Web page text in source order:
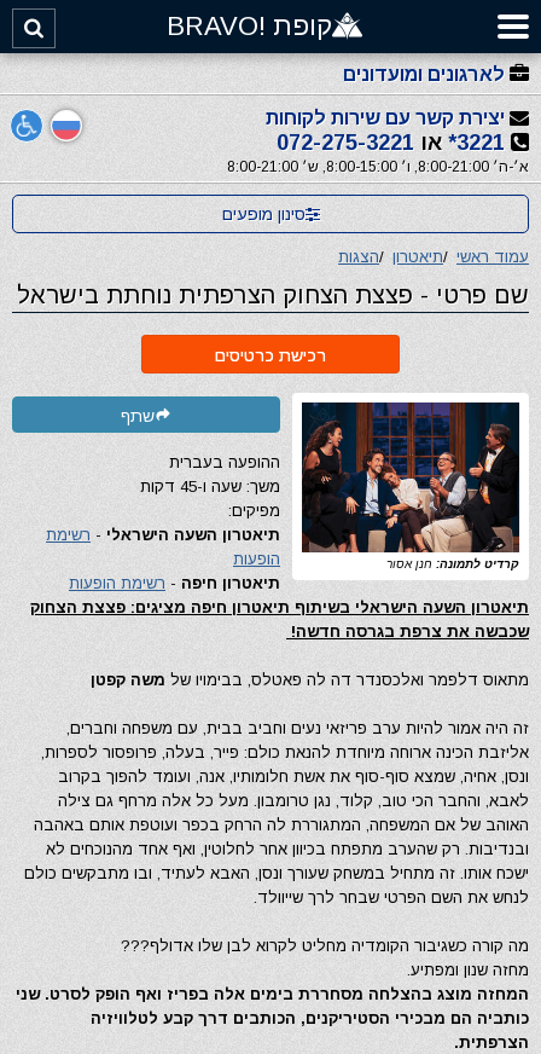
קופת !BRAVO
לארגונים ומועדונים
יצירת קשר עם שירות לקוחות
3221* או 072-275-3221
א׳-ה׳ 8:00-21:00, ו׳ 8:00-15:00, ש׳ 8:00-21:00
סינון מופעים
עמוד ראשי /תיאטרון /הצגות
שם פרטי - פצצת הצחוק הצרפתית נוחתת בישראל
רכישת כרטיסים
קרדיט לתמונה: חנן אסור
שתף
ההופעה בעברית
משך: שעה ו-45 דקות
מפיקים:
תיאטרון השעה הישראלי - רשימת
הופעות
תיאטרון חיפה - רשימת הופעות
תיאטרון השעה הישראלי בשיתוף תיאטרון חיפה מציגים: פצצת הצחוק
שכבשה את צרפת בגרסה חדשה!
מתאוס דלפמר ואלכסנדר דה לה פאטלס, בבימויו של משה קפטן
זה היה אמור להיות ערב פריזאי נעים וחביב בבית, עם משפחה וחברים,
אליזבת הכינה ארוחה מיוחדת להנאת כולם: פייר, בעלה, פרופסור לספרות,
ונסן, אחיה, שמצא סוף-סוף את אשת חלומותיו, אנה, ועומד להפוך בקרוב
לאבא, והחבר הכי טוב, קלוד, נגן טרומבון. מעל כל אלה מרחף גם צילה
האוהב של אם המשפחה, המתגוררת לה הרחק בכפר ועוטפת אותם באהבה
ובנדיבות. רק שהערב מתפתח בכיוון אחר לחלוטין, ואף אחד מהנוכחים לא
ישכח אותו. זה מתחיל במשחק שעורך ונסן, האבא לעתיד, ובו מתבקשים כולם
לנחש את השם הפרטי שבחר לרך שייוולד.
מה קורה כשגיבור הקומדיה מחליט לקרוא לבן שלו אדולף???
מחזה שנון ומפתיע.
המחזה מוצג בהצלחה מסחררת בימים אלה בפריז ואף הופק לסרט. שני
כותביה הם מבכירי הסטיריקנים, הכותבים דרך קבע לטלוויזיה
הצרפתית.